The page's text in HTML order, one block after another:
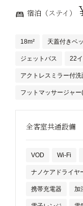
宿泊（ステイ）
18m² 天蓋付きベ
ジェットバス 22
アクトレスミラー付洗
フットマッサージャ
全客室共通設備
VOD Wi-Fi
ナノケアドライヤ
携帯充電器 加